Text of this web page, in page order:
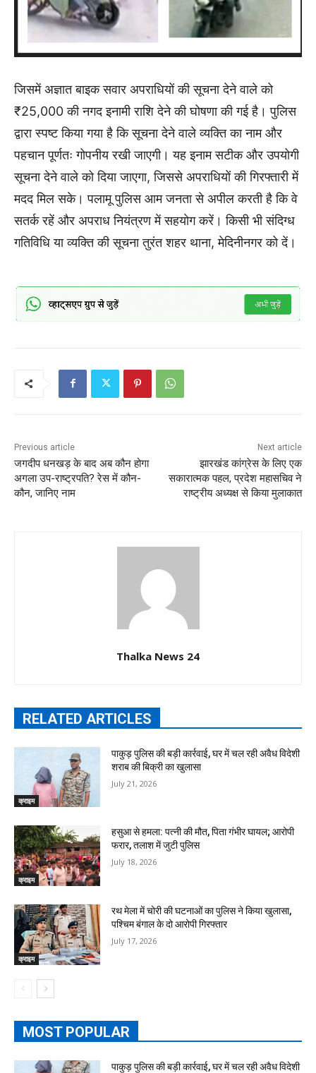
जिसमें अज्ञात बाइक सवार अपराधियों की सूचना देने वाले को
₹25,000 की नगद इनामी राशि देने की घोषणा की गई है। पुलिस
द्वारा स्पष्ट किया गया है कि सूचना देने वाले व्यक्ति का नाम और
पहचान पूर्णतः गोपनीय रखी जाएगी। यह इनाम सटीक और उपयोगी
सूचना देने वाले को दिया जाएगा, जिससे अपराधियों की गिरफ्तारी में
मदद मिल सके। पलामू पुलिस आम जनता से अपील करती है कि वे
सतर्क रहें और अपराध नियंत्रण में सहयोग करें। किसी भी संदिग्ध
गतिविधि या व्यक्ति की सूचना तुरंत शहर थाना, मेदिनीनगर को दें।
Previous article
जगदीप धनखड़ के बाद अब कौन होगा
अगला उप-राष्ट्रपति? रेस में कौन-
कौन, जानिए नाम
Next article
झारखंड कांग्रेस के लिए एक
सकारात्मक पहल, प्रदेश महासचिव ने
राष्ट्रीय अध्यक्ष से किया मुलाकात
Thalka News 24
RELATED ARTICLES
क्राइम
पाकुड़ पुलिस की बड़ी कार्रवाई, घर में चल रही अवैध विदेशी
शराब की बिक्री का खुलासा
July 21, 2026
क्राइम
हसुआ से हमला: पत्नी की मौत, पिता गंभीर घायल; आरोपी
फरार, तलाश में जुटी पुलिस
July 18, 2026
क्राइम
रथ मेला में चोरी की घटनाओं का पुलिस ने किया खुलासा,
पश्चिम बंगाल के दो आरोपी गिरफ्तार
July 17, 2026
MOST POPULAR
पाकुड़ पुलिस की बड़ी कार्रवाई, घर में चल रही अवैध विदेशी